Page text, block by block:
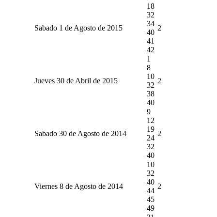
Sabado 1 de Agosto de 2015
18
32
34
40
41
42
2
Jueves 30 de Abril de 2015
1
8
10
32
38
40
2
Sabado 30 de Agosto de 2014
9
12
19
24
32
40
2
Viernes 8 de Agosto de 2014
10
32
40
44
45
49
2